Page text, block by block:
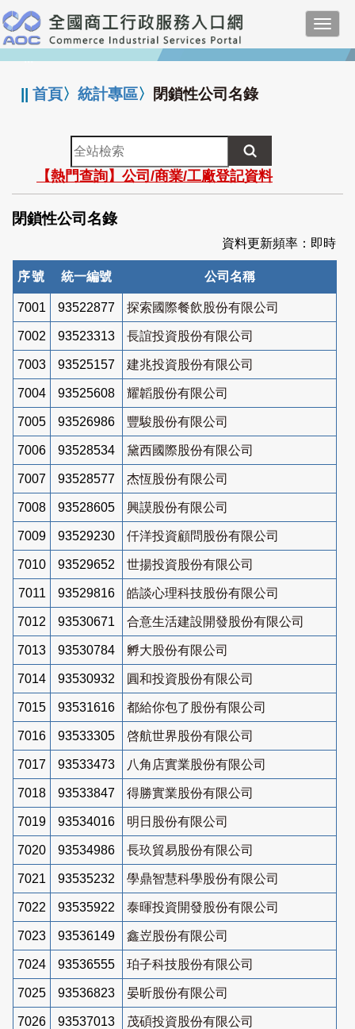
跳
到
主
要
:::
||首頁〉統計專區〉 閉鎖性公司名錄
全
站
檢
索
【熱門查詢】公司/商業/工廠登記資料
閉鎖性公司名錄
資料更新頻率：即時
序號 統一編號 公司名稱
7001 93522877 探索國際餐飲股份有限公司
7002 93523313 長誼投資股份有限公司
7003 93525157 建兆投資股份有限公司
7004 93525608 耀韜股份有限公司
7005 93526986 豐駿股份有限公司
7006 93528534 黛西國際股份有限公司
7007 93528577 杰恆股份有限公司
7008 93528605 興謨股份有限公司
7009 93529230 仟洋投資顧問股份有限公司
7010 93529652 世揚投資股份有限公司
7011 93529816 皓談心理科技股份有限公司
7012 93530671 合意生活建設開發股份有限公司
7013 93530784 孵大股份有限公司
7014 93530932 圓和投資股份有限公司
7015 93531616 都給你包了股份有限公司
7016 93533305 啓航世界股份有限公司
7017 93533473 八角店實業股份有限公司
7018 93533847 得勝實業股份有限公司
7019 93534016 明日股份有限公司
7020 93534986 長玖貿易股份有限公司
7021 93535232 學鼎智慧科學股份有限公司
7022 93535922 泰暉投資開發股份有限公司
7023 93536149 鑫岦股份有限公司
7024 93536555 珀子科技股份有限公司
7025 93536823 晏昕股份有限公司
7026 93537013 茂碩投資股份有限公司